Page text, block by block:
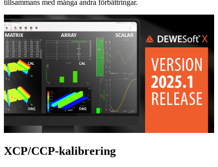
tillsammans med många andra förbättringar.
XCP/CCP-kalibrering